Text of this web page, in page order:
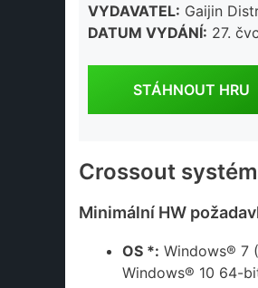
VYDAVATEL: Gaijin
DATUM VYDÁNÍ: 27.
STÁHNOUT HRU
Crossout
Minimální HW
OS *: Windows® 7
Windows® 10 64-